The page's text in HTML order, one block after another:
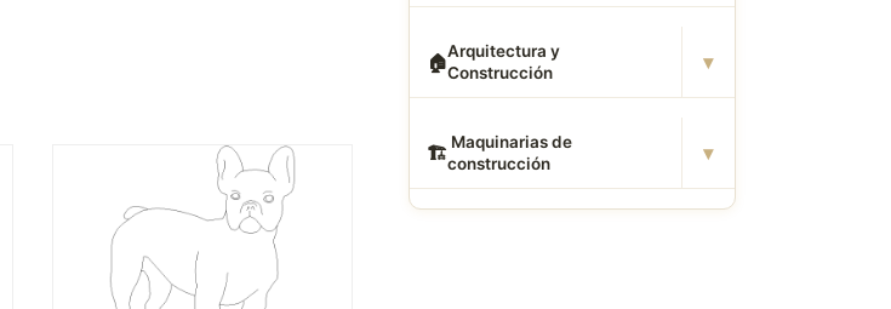
🏠Arquitectura y
Construcción
▾
🏗 ️ Maquinarias de
construcción
▾